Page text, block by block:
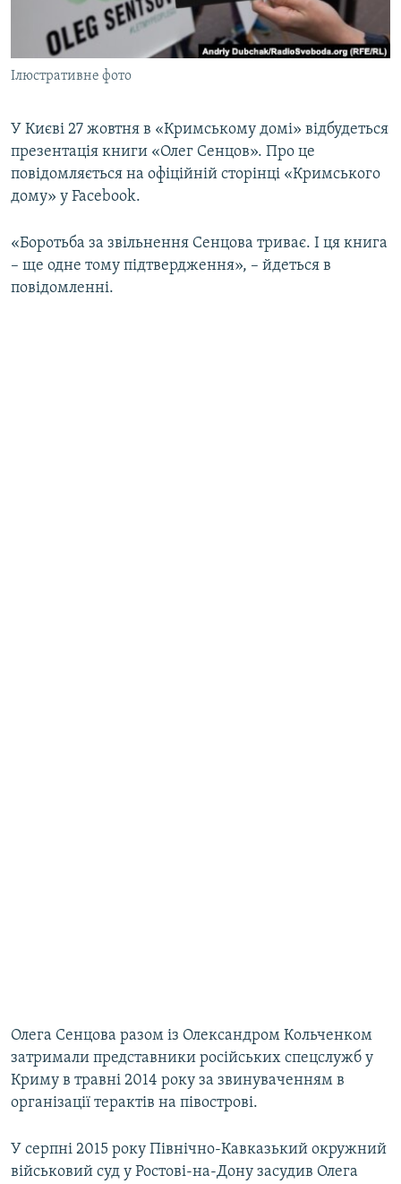
ВІДЕОУРОКИ «ELIFBE»
СВІДЧЕННЯ ОКУПАЦІЇ
УКРАЇНСЬКА ПРОБЛЕМА КРИМУ
Русский
Qırımtatar
Усі сайти RFE/RL
Ілюстративне фото
У Києві 27 жовтня в «Кримському домі» відбудеться
презентація книги «Олег Сенцов». Про це
повідомляється на офіційній сторінці «Кримського
дому» у Facebook.
«Боротьба за звільнення Сенцова триває. І ця книга
– ще одне тому підтвердження», – йдеться в
повідомленні.
Олега Сенцова разом із Олександром Кольченком
затримали представники російських спецслужб у
Криму в травні 2014 року за звинуваченням в
організації терактів на півострові.
У серпні 2015 року Північно-Кавказький окружний
військовий суд у Ростові-на-Дону засудив Олега